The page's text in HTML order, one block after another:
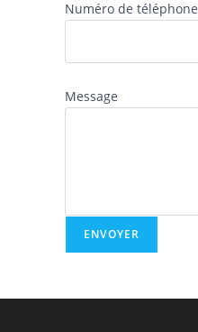
Numéro de téléphone
Message